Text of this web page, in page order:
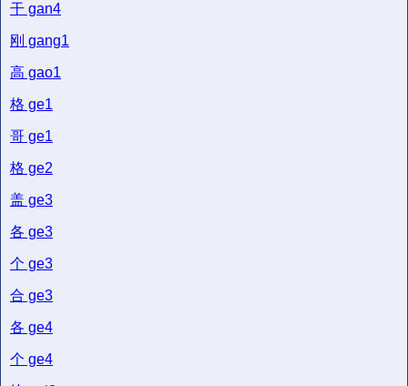
干 gan4
刚 gang1
高 gao1
格 ge1
哥 ge1
格 ge2
盖 ge3
各 ge3
个 ge3
合 ge3
各 ge4
个 ge4